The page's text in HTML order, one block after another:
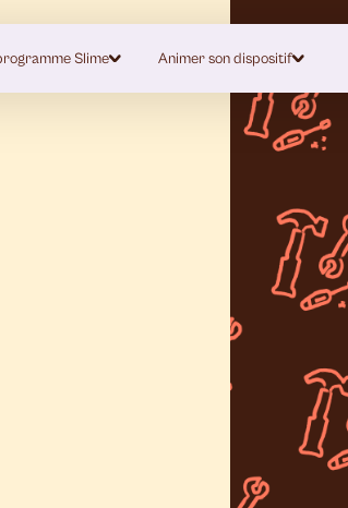
Slime Animer son dispositif